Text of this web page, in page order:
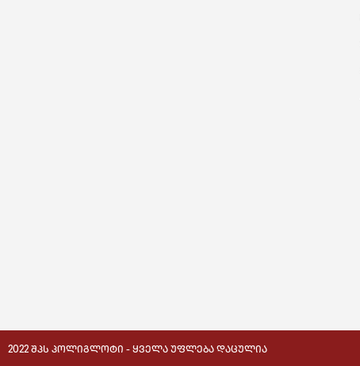
2022 ᲨᲞᲡ ᲞᲝᲚᲘᲒᲚᲝᲢᲘ - ᲧᲕᲔᲚᲐ ᲣᲤᲚᲔᲑᲐ ᲓᲐᲪᲣᲚᲘᲐ